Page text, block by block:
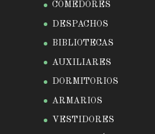
COMEDORES
DESPACHOS
BIBLIOTECAS
AUXILIARES
DORMITORIOS
ARMARIOS
VESTIDORES